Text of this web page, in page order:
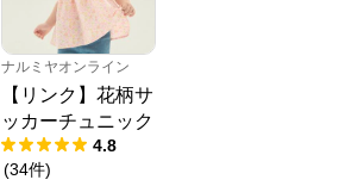
ナルミヤオンライン
【リンク】花柄サ
ッカーチュニック
4.8
(34件)